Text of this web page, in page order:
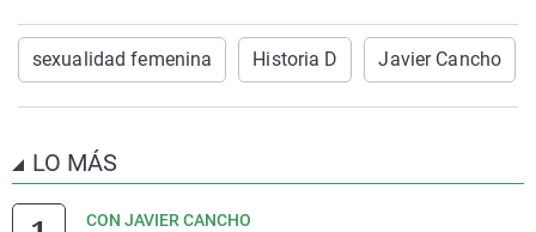
sexualidad femenina Historia D Javier Cancho
LO MÁS
CON JAVIER CANCHO